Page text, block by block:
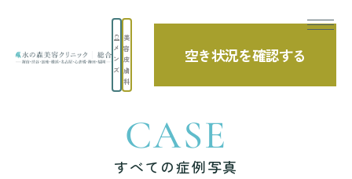
メ
ン
ズ
美
容
皮
膚
科
空き状況を確認する
TOP 症例写真
CASE
すべての症例写真